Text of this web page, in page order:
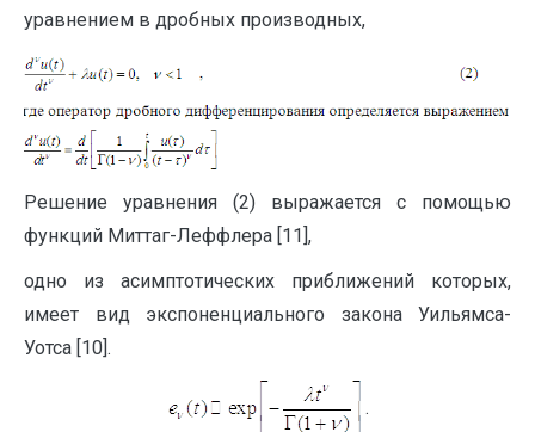
уравнением в дробных производных,
Решение уравнения (2) выражается с помощью
функций Миттаг-Леффлера [11],
одно из асимптотических приближений которых,
имеет вид экспоненциального закона Уильямса-
Уотса [10].
.